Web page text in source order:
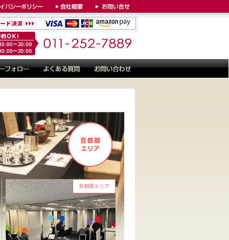
首都圏エリア